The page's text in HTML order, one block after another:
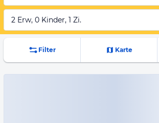
2 Erw, 0 Kinder, 1 Zi.
Filter Karte